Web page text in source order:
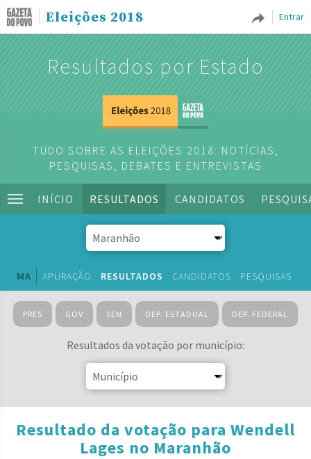
Entrar
Eleições 2018
Resultados por Estado
TUDO SOBRE AS ELEIÇÕES 2018: NOTÍCIAS,
PESQUISAS, DEBATES E ENTREVISTAS
INÍCIO RESULTADOS CANDIDATOS
MA APURAÇÃO RESULTADOS CANDIDATOS PESQUISAS
PRES GOV SEN DEP. ESTADUAL DEP. FEDERAL
Resultados da votação por município:
Resultado da votação para Wendell
Lages no Maranhão